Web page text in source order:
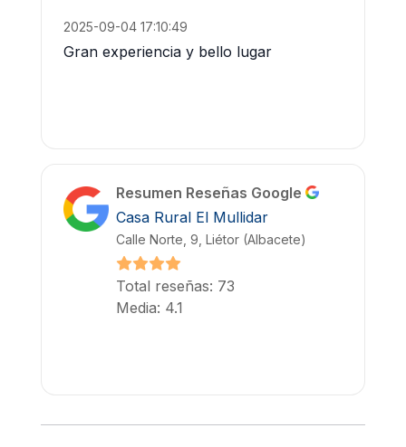
2025-09-04 17:10:49
Gran experiencia y bello lugar
Resumen Reseñas Google
Casa Rural El Mullidar
Calle Norte, 9, Liétor (Albacete)
Total reseñas: 73
Media: 4.1